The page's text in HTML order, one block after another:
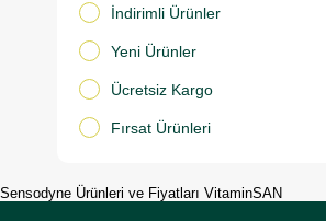
İndirimli Ürünler
Yeni Ürünler
Ücretsiz Kargo
Fırsat Ürünleri
Sensodyne Ürünleri ve Fiyatları VitaminSAN